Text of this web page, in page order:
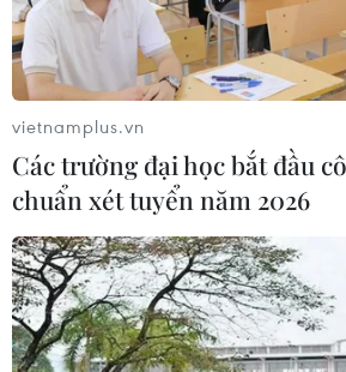
Khẩn trương thanh tra việc
bị, vật tư y tế phòng dịch
10/02/2022 10:25
Phó Thủ tướng yêu cầu Thanh tra
vietnamplus.vn
Các trường đại học bắt đầu
chuẩn xét tuyển năm 2026